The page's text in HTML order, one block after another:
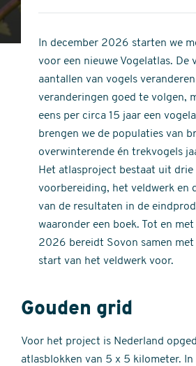
stars
of
stars
In december 2026 starten we
voor een nieuwe Vogelatlas. De
aantallen van vogels
veranderingen goed te volgen,
eens per circa 15 jaar een
brengen we de populaties van
overwinterende én trekvogels
Het atlasproject bestaat uit drie
voorbereiding, het veldwerk en
van de resultaten in de
waaronder een boek. Tot en
2026 bereidt Sovon samen
start van het veldwerk voor.
Gouden grid
Voor het project is Nederland
atlasblokken van 5 x 5 kilometer.